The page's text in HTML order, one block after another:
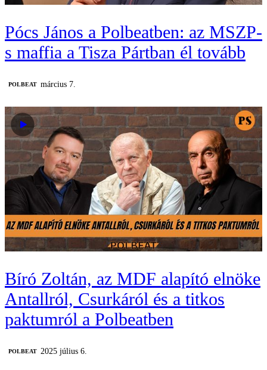
Pócs János a Polbeatben: az MSZP-
s maffia a Tisza Pártban él tovább
‎POLBEAT március 7.
Bíró Zoltán, az MDF alapító elnöke
Antallról, Csurkáról és a titkos
paktumról a Polbeatben
‎POLBEAT 2025 július 6.